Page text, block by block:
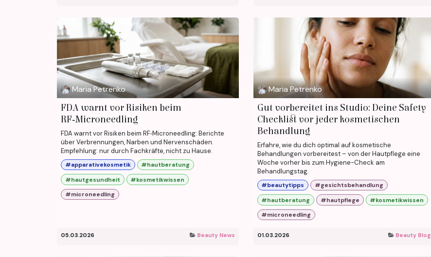
Maria Petrenko
FDA warnt vor Risiken beim
RF‑Microneedling
FDA warnt vor Risiken beim RF‑Microneedling: Berichte
über Verbrennungen, Narben und Nervenschäden.
Empfehlung: nur durch Fachkräfte, nicht zu Hause.
#apparativekosmetik
#hautberatung
#hautgesundheit
#kosmetikwissen
#microneedling
05.03.2026 Beauty News
Maria Petrenko
Gut vorbereitet ins Studio: Deine Safety
Checklist vor jeder kosmetischen
Behandlung
Erfahre, wie du dich optimal auf kosmetische
Behandlungen vorbereitest – von der Hautpflege eine
Woche vorher bis zum Hygiene-Check am
Behandlungstag.
#beautytipps
#gesichtsbehandlung
#hautberatung
#hautpflege
#kosmetikwissen
#microneedling
01.03.2026 Beauty Blog